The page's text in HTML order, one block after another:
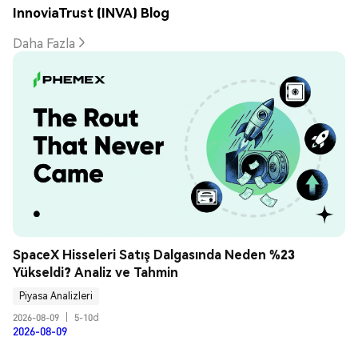
InnoviaTrust (INVA) Blog
Daha Fazla
SpaceX Hisseleri Satış Dalgasında Neden %23
Yükseldi? Analiz ve Tahmin
Piyasa Analizleri
2026-08-09
5-10d
2026-08-09